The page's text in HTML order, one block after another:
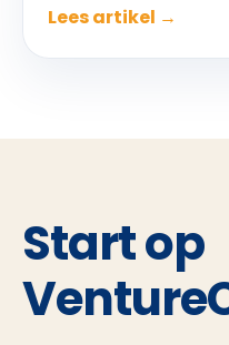
Lees artikel →
Start op